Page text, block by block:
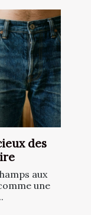
des
aux
une